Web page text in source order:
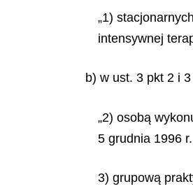
„1)
intensywnej
b) w ust. 3 pkt 2 i
„2) osobą
5 grudnia 1996
3) grupową